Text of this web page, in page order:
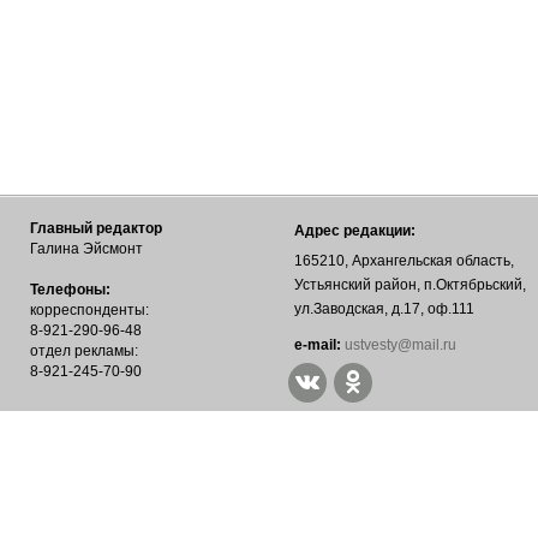
Главный редактор
Галина Эйсмонт
Телефоны:
корреспонденты:
8-921-290-96-48
отдел рекламы:
8-921-245-70-90
Адрес редакции:
165210, Архангельская область,
Устьянский район, п.Октябрьский,
ул.Заводская, д.17, оф.111
е-mail: ustvesty@mail.ru